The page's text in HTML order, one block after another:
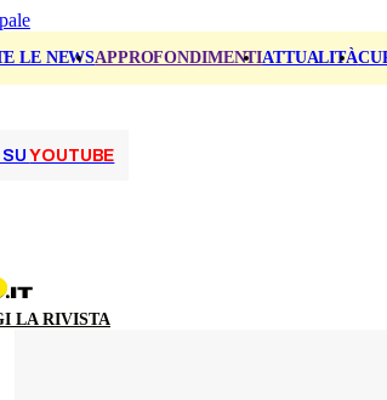
LE NEWSAPPROFONDIMENTIATTUALITÀ
SUYOUTUBE
LA RIVISTA